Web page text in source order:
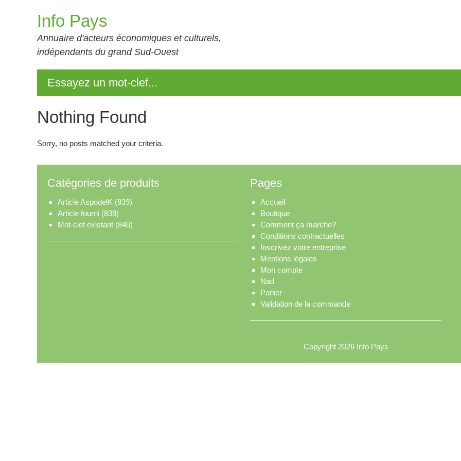
Info Pays
Annuaire d'acteurs économiques et culturels,
indépendants du grand Sud-Ouest
Essayez un mot-clef...
Nothing Found
Sorry, no posts matched your criteria.
Catégories de produits
Article AspodelK (839)
Article fourni (839)
Mot-clef existant (840)
Pages
Accueil
Boutique
Comment ça marche?
Conditions contractuelles
Inscrivez votre entreprise
Mentions légales
Mon compte
Nad
Panier
Validation de la commande
Copyright 2026 Info Pays